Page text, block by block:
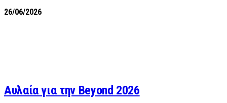
26/06/2026
Αυλαία για την Beyond 2026